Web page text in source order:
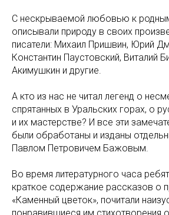
С нескрываемой любовью к
описывали природу в своих
писатели: Михаил Пришвин, Юрий
Константин Паустовский, Виталий
Акимушкин и другие.
А кто из нас не читал легенд о
спрятанных в Уральских горах, о
и их мастерстве? И все эти
были обработаны и изданы
Павлом Петровичем Бажовым.
Во время литературного часа
краткое содержание рассказов о
«Каменный цветок», почитали